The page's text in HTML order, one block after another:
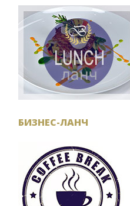
БИЗНЕС-ЛАНЧ